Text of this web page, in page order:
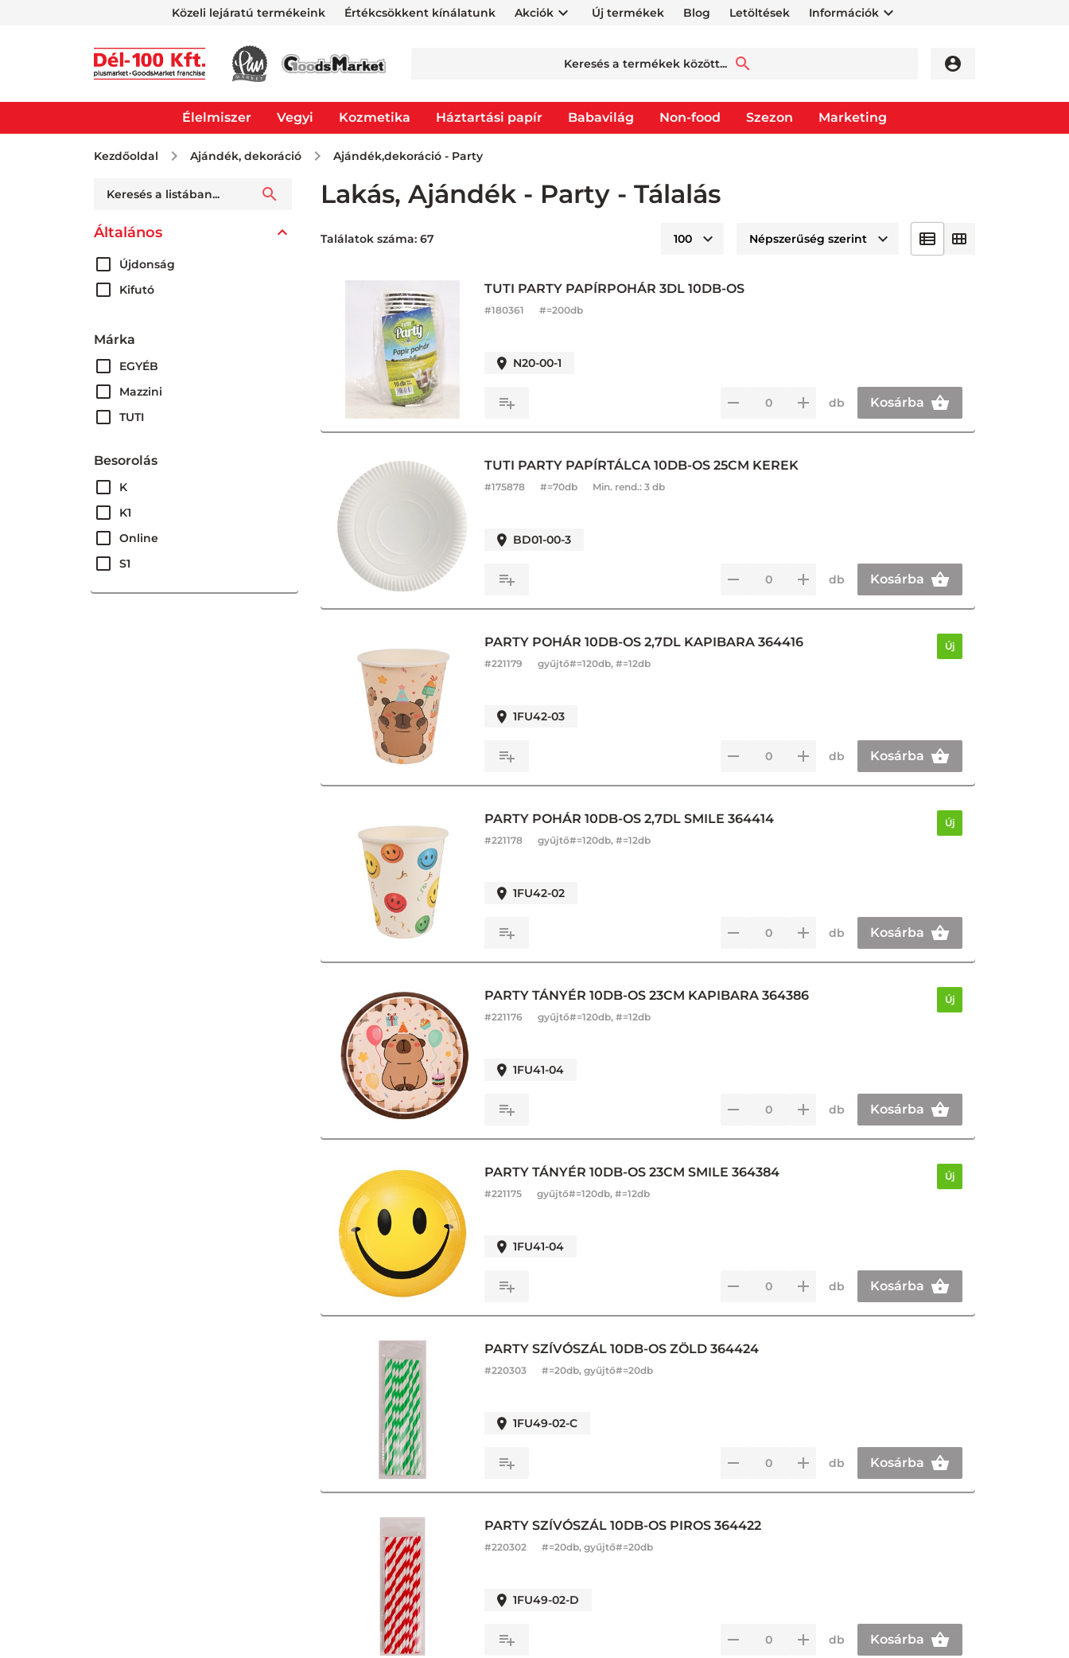
Közeli lejáratú termékeink Értékcsökkent kínálatunk Akciók Új termékek Blog Letöltések Információk
Élelmiszer Vegyi Kozmetika Háztartási papír Babavilág Non-food Szezon Marketing
Kezdőoldal Ajándék, dekoráció Ajándék,dekoráció - Party
Lakás, Ajándék - Party - Tálalás
Találatok száma: 67
TUTI PARTY PAPÍRPOHÁR 3DL 10DB-OS
#180361 #=200db
N20-00-1
db Kosárba
TUTI PARTY PAPÍRTÁLCA 10DB-OS 25CM KEREK
#175878 #=70db Min. rend.: 3 db
BD01-00-3
db Kosárba
PARTY POHÁR 10DB-OS 2,7DL KAPIBARA 364416
#221179 gyűjtő#=120db, #=12db
Új
1FU42-03
db Kosárba
PARTY POHÁR 10DB-OS 2,7DL SMILE 364414
#221178 gyűjtő#=120db, #=12db
Új
1FU42-02
db Kosárba
PARTY TÁNYÉR 10DB-OS 23CM KAPIBARA 364386
#221176 gyűjtő#=120db, #=12db
Új
1FU41-04
db Kosárba
PARTY TÁNYÉR 10DB-OS 23CM SMILE 364384
#221175 gyűjtő#=120db, #=12db
Új
1FU41-04
db Kosárba
PARTY SZÍVÓSZÁL 10DB-OS ZÖLD 364424
#220303 #=20db, gyűjtő#=20db
1FU49-02-C
db Kosárba
PARTY SZÍVÓSZÁL 10DB-OS PIROS 364422
#220302 #=20db, gyűjtő#=20db
1FU49-02-D
db Kosárba
Általános
Újdonság
Kifutó
Márka
EGYÉB
Mazzini
TUTI
Besorolás
K
K1
Online
S1
ÚJ